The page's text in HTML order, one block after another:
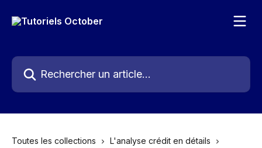
Rechercher un article...
Toutes les collections
L'analyse crédit en détails